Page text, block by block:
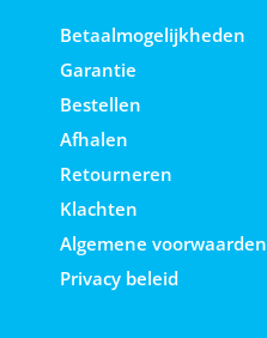
Betaalmogelijkheden
Garantie
Bestellen
Afhalen
Retourneren
Klachten
Algemene voorwaarden
Privacy beleid